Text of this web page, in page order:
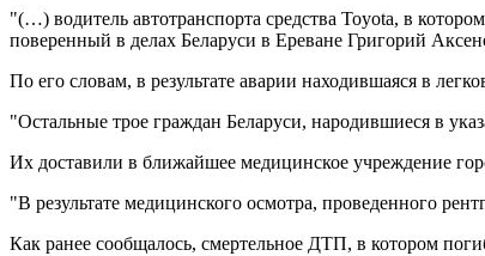
"(…) водитель автотранспорта средства Toyota, в
поверенный в делах Беларуси в Ереване Григорий
По его словам, в результате аварии находившаяся в
"Остальные трое граждан Беларуси, народившиеся в
Их доставили в ближайшее медицинское учреждение
"В результате медицинского осмотра, проведенного
Как ранее сообщалось, смертельное ДТП, в котором